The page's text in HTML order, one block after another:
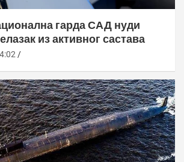
гарда САД нуди
из активног састава